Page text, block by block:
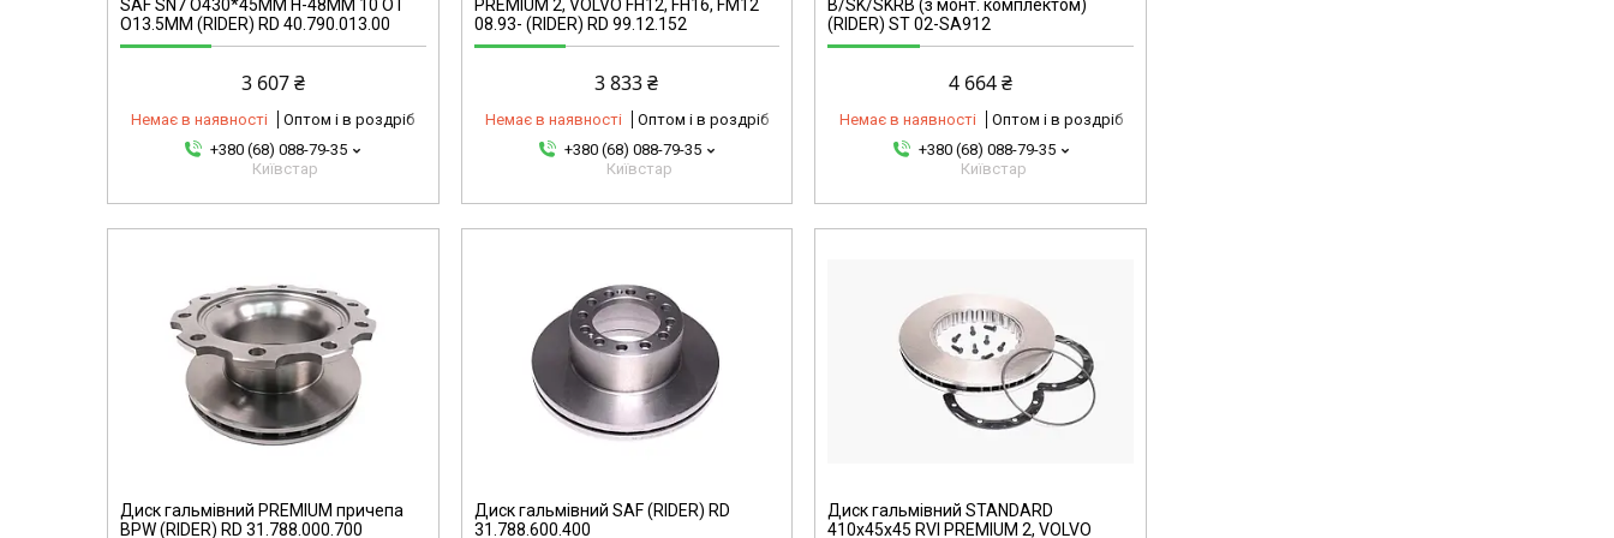
SAF SN7 O430*45MM H-48MM 10 OT
O13.5MM (RIDER) RD 40.790.013.00
3 607 ₴
Немає в наявності
Оптом і в роздріб
+380 (68) 088-79-35
Київстар
PREMIUM 2, VOLVO FH12, FH16, FM12
08.93- (RIDER) RD 99.12.152
3 833 ₴
Немає в наявності
Оптом і в роздріб
+380 (68) 088-79-35
Київстар
B/SK/SKRB (з монт. комплектом)
(RIDER) ST 02-SA912
4 664 ₴
Немає в наявності
Оптом і в роздріб
+380 (68) 088-79-35
Київстар
Диск гальмівний PREMIUM причепа
BPW (RIDER) RD 31.788.000.700
4435833234-omg
Диск гальмівний SAF (RIDER) RD
31.788.600.400
6900241707-omg
Диск гальмівний STANDARD
410х45х45 RVI PREMIUM 2, VOLVO